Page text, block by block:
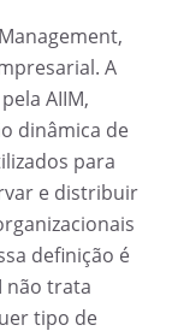
A
AIIM,
dinâmica de
para
e distribuir
definição é
não trata
tipo de